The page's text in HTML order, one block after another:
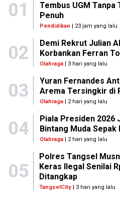
01
Tembus UGM Tanpa
Penuh
Pendidikan | 23 jam yang lalu
02
Demi Rekrut Julian
Korbankan Ferran
Olahraga| 3 hari yang lalu
03
Yuran Fernandes
Arema Tersingkir di
Olahraga| 2 hari yang lalu
04
Piala Presiden 2026
Bintang Muda Sepak
Olahraga| 2 hari yang lalu
05
Polres Tangsel
Keras Ilegal Senilai
Ditangkap
TangselCity | 3 hari yang lalu